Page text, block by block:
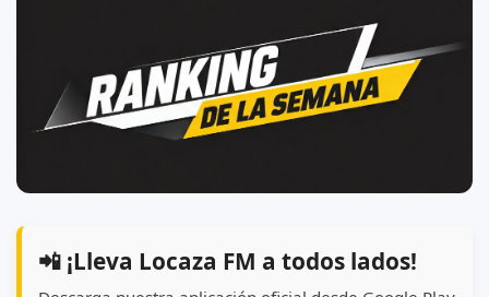
📲 ¡Lleva Locaza FM a todos lados!